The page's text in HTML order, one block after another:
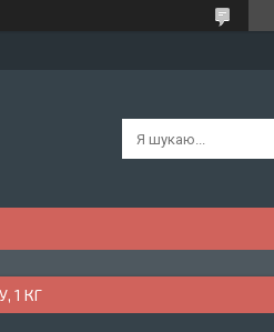
1 КГ